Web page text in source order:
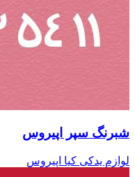
شبرنگ سپر اپیروس
لوازم یدکی کیا اپیروس